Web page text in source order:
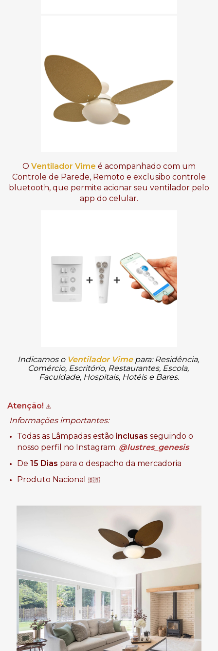
O Ventilador Vime é acompanhado com um
Controle de Parede, Remoto e exclusibo controle
bluetooth, que permite acionar seu ventilador pelo
app do celular.
Indicamos o Ventilador Vime para: Residência,
Comércio, Escritório, Restaurantes, Escola,
Faculdade, Hospitais, Hotéis e Bares.
Atenção! ⚠️
Informações importantes:
Todas as Lâmpadas estão inclusas seguindo o
nosso perfil no Instagram: @lustres_genesis
De 15 Dias para o despacho da mercadoria
Produto Nacional
🇧🇷